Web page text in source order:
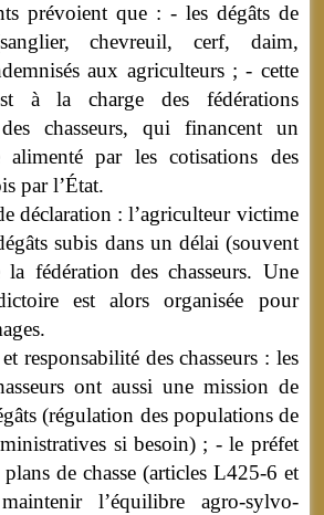
prévoient que : - les dégâts de
chevreuil, cerf, daim,
aux agriculteurs ; - cette
à la charge des fédérations
des chasseurs, qui financent un
alimenté par les cotisations des
par l’État.
: l’agriculteur victime
subis dans un délai (souvent
fédération des chasseurs. Une
est alors organisée pour
des chasseurs : les
ont aussi une mission de
(régulation des populations de
si besoin) ; - le préfet
de chasse (articles L425-6 et
l’équilibre agro-sylvo-